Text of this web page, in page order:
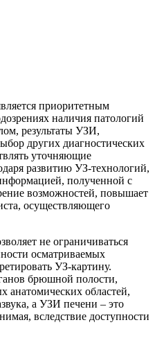
приоритетным
наличия патологий
результаты УЗИ,
других диагностических
уточняющие
развитию УЗ-технологий,
полученной с
возможностей, повышает
осуществляющего
не ограничиваться
осматриваемых
УЗ-картину.
брюшной полости,
анатомических областей,
а УЗИ печени – это
вследствие доступности